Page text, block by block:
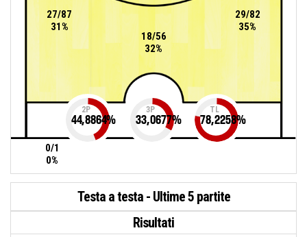
0/1
0%
18/56
32%
27/87
31%
29/82
35%
2P
44,8864%
3P
33,0677%
TL
78,2258%
Testa a testa - Ultime 5 partite
Risultati